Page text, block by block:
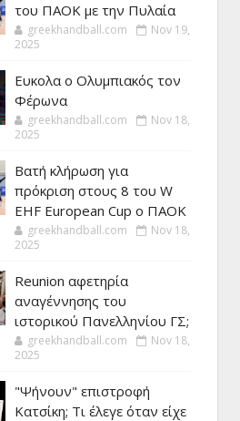
του ΠΑΟΚ με την Πυλαία
greekhandball.com
Nov 19,
2025
Ευκολα ο Ολυμπιακός τον
Φέρωνα
greekhandball.com
Nov 18,
2025
Βατή κλήρωση για
πρόκριση στους 8 του W
EHF European Cup ο ΠΑΟΚ
greekhandball.com
Nov 18,
2025
Reunion αφετηρία
αναγέννησης του
ιστορικού Πανελληνίου ΓΣ;
greekhandball.com
Nov 18,
2025
"Ψήνουν" επιστροφή
Κατσίκη; Τι έλεγε όταν είχε